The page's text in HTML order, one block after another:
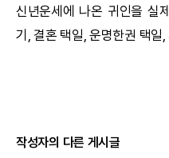
신년운세 에 나온 귀인을 실
기, 결혼 택일,운명한권 택일,
작성자의 다른 게시글